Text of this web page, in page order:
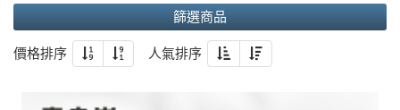
篩選商品
價格排序 人氣排序